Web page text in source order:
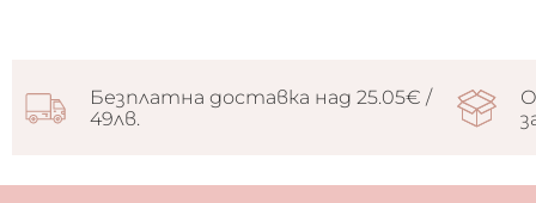
Безплатна доставка над 25.05€ /
49лв.